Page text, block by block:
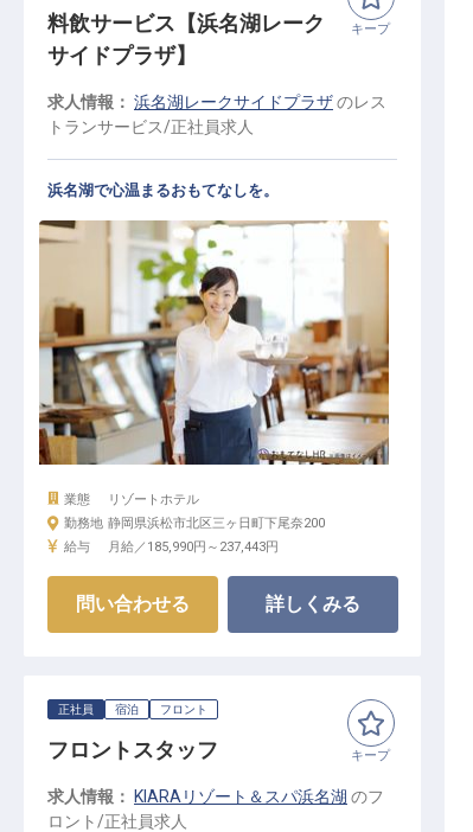
キープ
料飲サービス【浜名湖レーク
サイドプラザ】
求人情報： 浜名湖レークサイドプラザのレス
トランサービス/正社員求人
浜名湖で心温まるおもてなしを。
業態
リゾートホテル
勤務地 静岡県浜松市北区三ヶ日町下尾奈200
給与
月給／185,990円～ 237,443円
問い合わせる 詳しくみる
キープ
正社員 宿泊 フロント
フロントスタッフ
求人情報： KIARAリゾート＆スパ浜名湖 のフ
ロント /正社員求人